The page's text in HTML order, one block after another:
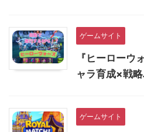
ゲームサイト
『ヒーローウ
ャラ育成×戦
ゲームサイト